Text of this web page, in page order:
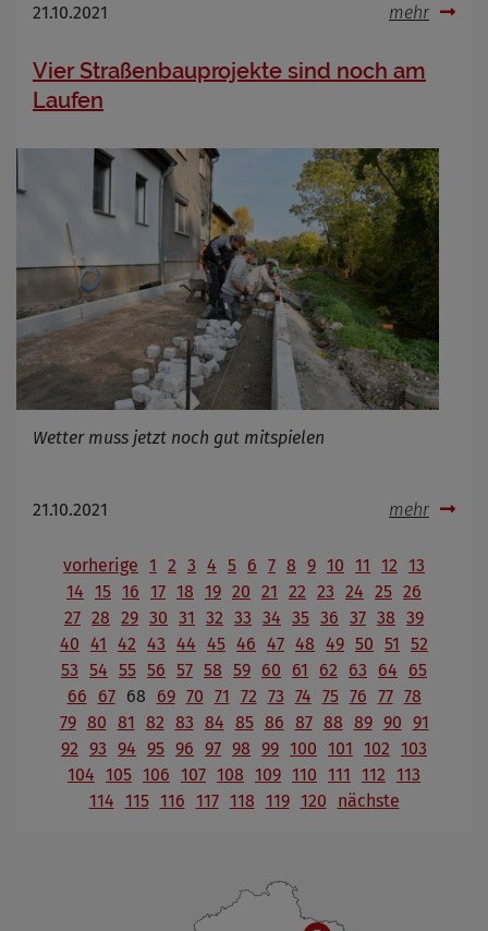
21.10.2021 mehr
Vier Straßenbauprojekte sind noch am
Laufen
Wetter muss jetzt noch gut mitspielen
21.10.2021 mehr
vorherige 1 2 3 4 5 6 7 8 9 10 11 12 13
14 15 16 17 18 19 20 21 22 23 24 25 26
27 28 29 30 31 32 33 34 35 36 37 38 39
40 41 42 43 44 45 46 47 48 49 50 51
52
53 54 55 56 57 58 59 60 61 62 63 64
65
66
67 68 69 70 71 72 73 74 75 76 77 78
79 80 81 82 83 84 85 86 87 88 89 90 91
92 93 94 95 96 97 98 99 100 101 102 103
104 105 106 107 108 109 110 111 112 113
114 115 116 117 118 119 120 nächste